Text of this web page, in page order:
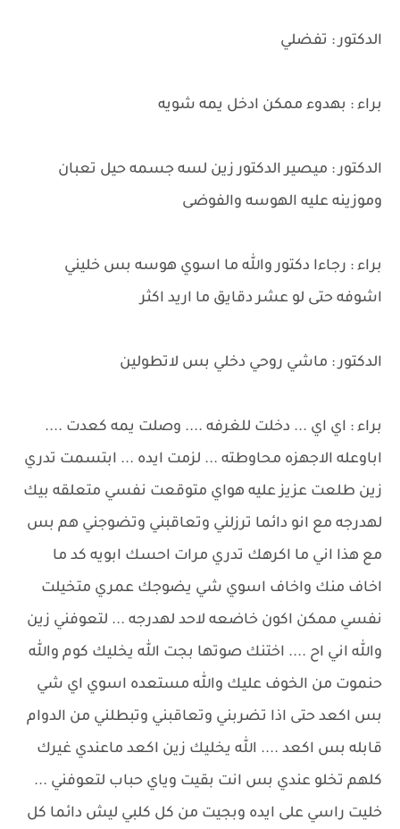
الدكتور : تفضلي
براء : بهدوء ممكن ادخل يمه شويه
الدكتور : ميصير الدكتور زين لسه جسمه حيل تعبان
وموزينه عليه الهوسه والفوضى
براء : رجاءا دكتور والله ما اسوي هوسه بس خليني
اشوفه حتى لو عشر دقايق ما اريد اكثر
الدكتور : ماشي روحي دخلي بس لاتطولين
براء : اي اي ... دخلت للغرفه .... وصلت يمه كعدت ....
اباوعله الاجهزه محاوطته ... لزمت ايده ... ابتسمت تدري
زين طلعت عزيز عليه هواي متوقعت نفسي متعلقه بيك
لهدرجه مع انو دائما ترزلني وتعاقبني وتضوجني هم بس
مع هذا اني ما اكرهك تدري مرات احسك ابويه كد ما
اخاف منك واخاف اسوي شي يضوجك عمري متخيلت
نفسي ممكن اكون خاضعه لاحد لهدرجه ... لتعوفني زين
والله اني اح .... اختنك صوتها بجت الله يخليك كوم والله
حنموت من الخوف عليك والله مستعده اسوي اي شي
بس اكعد حتى اذا تضربني وتعاقبني وتبطلني من الدوام
قابله بس اكعد .... الله يخليك زين اكعد ماعندي غيرك
كلهم تخلو عندي بس انت بقيت وياي حباب لتعوفني ...
خليت راسي على ايده وبجيت من كل كلبي ليش دائما كل